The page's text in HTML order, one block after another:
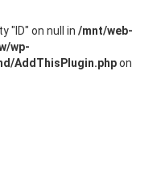
"ID" on null in /mnt/web-
wp-
AddThisPlugin.phpon